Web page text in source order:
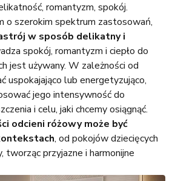
romantyzm, spokój.
o szerokim spektrum zastosowań,
w sposób delikatny i
spokój, romantyzm i ciepło do
jest używany. W zależności od
uspokajająco lub energetyzująco,
jego intensywność do
i celu, jaki chcemy osiągnąć.
odcieni różowy może być
, od pokojów dziecięcych
tworząc przyjazne i harmonijne